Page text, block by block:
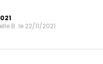
B. le 22/11/2021